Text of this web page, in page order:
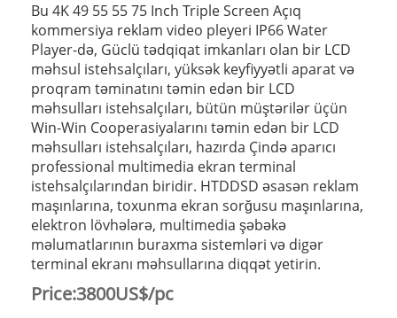
Bu 4K 49 55 55 75 Inch Triple Screen Açıq
kommersiya reklam video pleyeri IP66 Water
Player-də, Güclü tədqiqat imkanları olan bir LCD
məhsul istehsalçıları, yüksək keyfiyyətli aparat və
proqram təminatını təmin edən bir LCD
məhsulları istehsalçıları, bütün müştərilər üçün
Win-Win Cooperasiyalarını təmin edən bir LCD
məhsulları istehsalçıları, hazırda Çində aparıcı
professional multimedia ekran terminal
istehsalçılarından biridir. HTDDSD əsasən reklam
maşınlarına, toxunma ekran sorğusu maşınlarına,
elektron lövhələrə, multimedia şəbəkə
məlumatlarının buraxma sistemləri və digər
terminal ekranı məhsullarına diqqət yetirin.
Price:3800US$/pc